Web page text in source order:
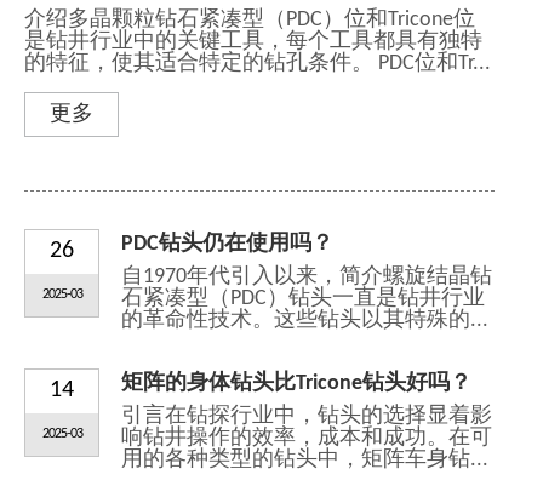
介绍多晶颗粒钻石紧凑型（PDC）位和Tricone位
是钻井行业中的关键工具，每个工具都具有独特
的特征，使其适合特定的钻孔条件。 PDC位和Tr...
更多
26
2025-03
PDC钻头仍在使用吗？
自1970年代引入以来，简介螺旋结晶钻
石紧凑型（PDC）钻头一直是钻井行业
的革命性技术。这些钻头以其特殊的...
14
2025-03
矩阵的身体钻头比Tricone钻头好吗？
引言在钻探行业中，钻头的选择显着影
响钻井操作的效率，成本和成功。在可
用的各种类型的钻头中，矩阵车身钻...